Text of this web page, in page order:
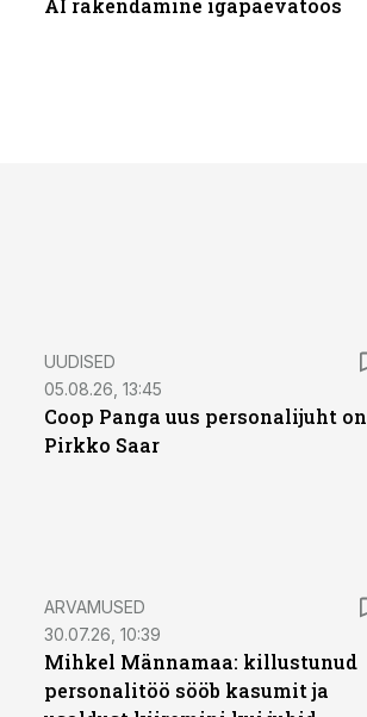
AI rakendamine igapäevatöös
UUDISED
05.08.26, 13:45
Coop Panga uus personalijuht on
Pirkko Saar
ARVAMUSED
30.07.26, 10:39
Mihkel Männamaa: killustunud
personalitöö sööb kasumit ja